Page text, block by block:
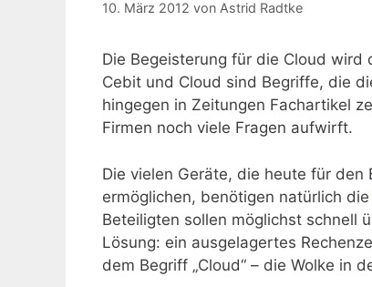
10. März 2012 von Astrid Radtke
Die Begeisterung für die Cloud
Cebit und Cloud sind Begriffe, die
hingegen in Zeitungen Fachartikel
Firmen noch viele Fragen aufwirft.
Die vielen Geräte, die heute für
ermöglichen, benötigen natürlich die
Beteiligten sollen möglichst schnell
Lösung: ein ausgelagertes
dem Begriff „Cloud“ – die Wolke in